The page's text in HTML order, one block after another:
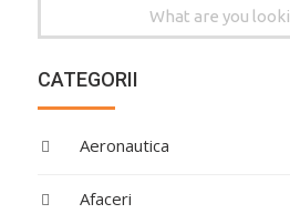
for:
CATEGORII
Aeronautica
Afaceri